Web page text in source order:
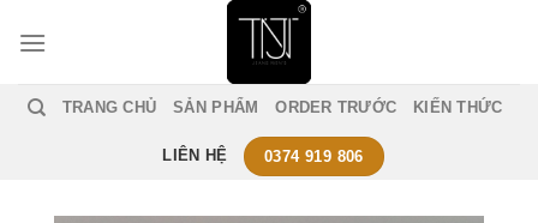
TRANG CHỦ SẢN PHẨM ORDER TRƯỚC KIẾN THỨC
LIÊN HỆ 0374 919 806